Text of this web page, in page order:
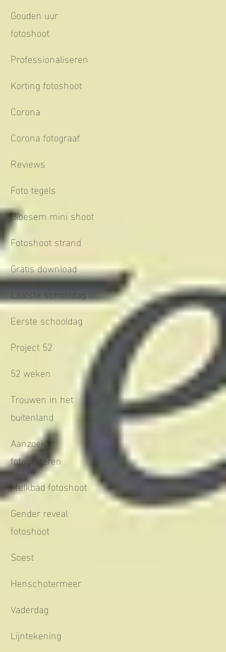
Gouden uur
fotoshoot
Professionaliseren
Korting fotoshoot
Corona
Corona fotograaf
Reviews
Foto tegels
Bloesem mini shoot
Fotoshoot strand
Gratis download
Laatste schooldag
Eerste schooldag
Project 52
52 weken
Trouwen in het
buitenland
Aanzoek
fotograferen
Melkbad fotoshoot
Gender reveal
fotoshoot
Soest
Henschotermeer
Vaderdag
Lijntekening